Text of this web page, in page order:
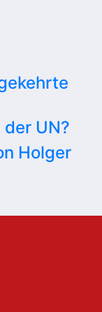
UN?
Holger